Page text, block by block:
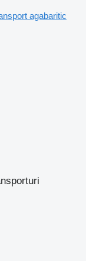
agabaritic